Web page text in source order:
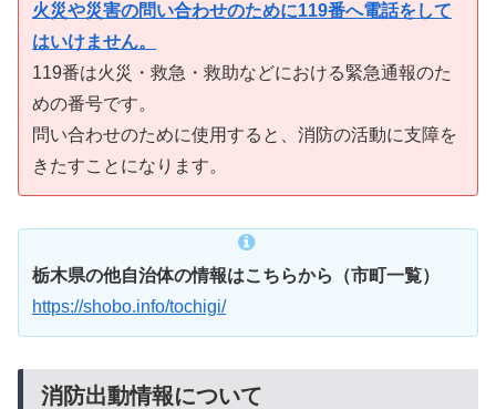
火災や災害の問い合わせのために119番へ電話をして
はいけません。
119番は火災・救急・救助などにおける緊急通報のた
めの番号です。
問い合わせのために使用すると、消防の活動に支障を
きたすことになります。
栃木県の他自治体の情報はこちらから（市町一覧）
https://shobo.info/tochigi/
消防出動情報について